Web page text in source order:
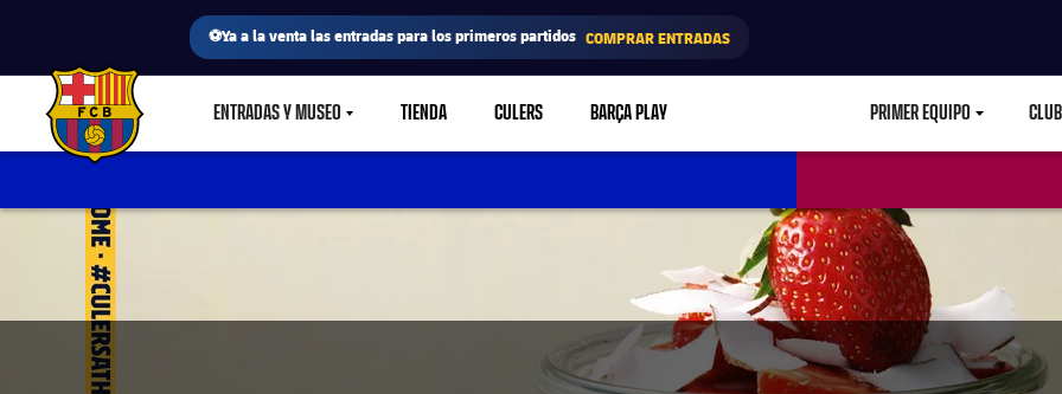
⚽Ya a la venta las entradas para los primeros partidos COMPRAR ENTRADAS
FC Barcelona club badge ENTRADAS Y MUSEOLABEL.SHARE.CARETDOWN
TIENDA CULERS BARÇA PLAY PRIMER EQUIPO CLUB